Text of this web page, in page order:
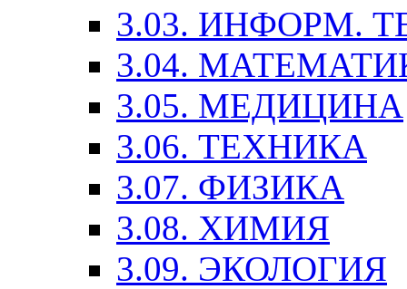
3.03. ИНФОРМ.
3.04.
3.05. МЕДИЦИНА
3.06. ТЕХНИКА
3.07. ФИЗИКА
3.08. ХИМИЯ
3.09. ЭКОЛОГИЯ